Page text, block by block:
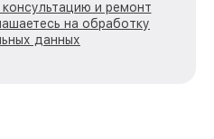
консультацию и ремонт
на обработку
данных